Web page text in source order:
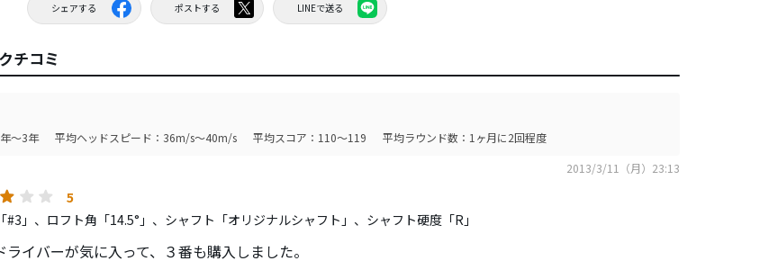
シェアする ポストする LINEで送る
チコミ
～3年 平均ヘッドスピード：36m/s～40m/s 平均スコア：110～119
平均ラウンド数：1ヶ月に2回程度
2013/3/11（月）23:13
5
#3」、ロフト角「14.5°」、シャフト「オリジナルシャフト」、シャフト硬度「R」
ライバーが気に入って、３番も購入しました。